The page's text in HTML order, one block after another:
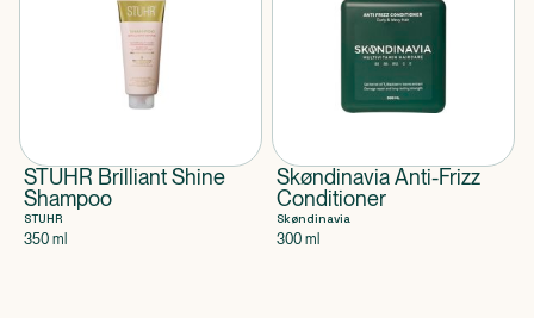
STUHR Brilliant Shine
Shampoo
STUHR
350 ml
Skøndinavia Anti-Frizz
Conditioner
Skøndinavia
300 ml